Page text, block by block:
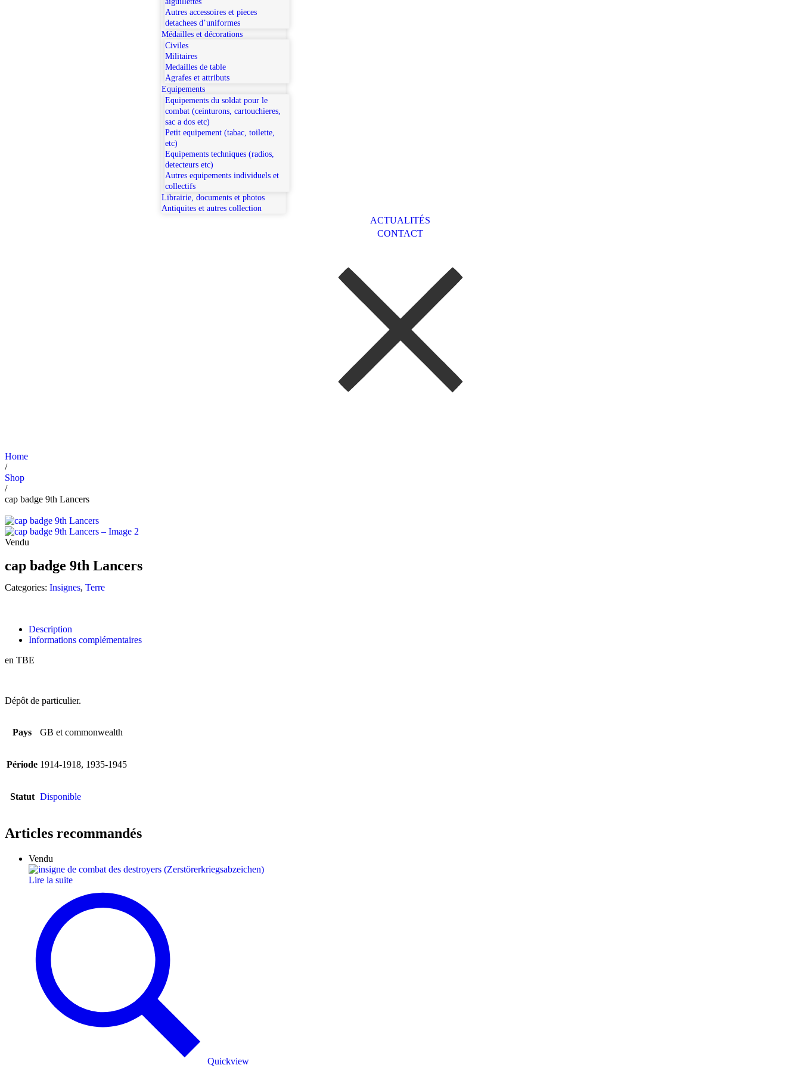
Autres accessoires et pieces
detachees d’uniformes
Médailles et décorations
Civiles
Militaires
Medailles de table
Agrafes et attributs
Equipements
Equipements du soldat pour le
combat (ceinturons, cartouchieres,
sac a dos etc)
Petit equipement (tabac, toilette,
etc)
Equipements techniques (radios,
detecteurs etc)
Autres equipements individuels et
collectifs
Librairie, documents et photos
Antiquites et autres collection
ACTUALITÉS
CONTACT
Home
/
Shop
/
cap badge 9th Lancers
Vendu
cap badge 9th Lancers
Categories: Insignes, Terre
Description
Informations complémentaires
en TBE
Dépôt de particulier.
Pays GB et commonwealth
Période 1914-1918, 1935-1945
Statut Disponible
Articles recommandés
Vendu
Lire la suite
Quickview